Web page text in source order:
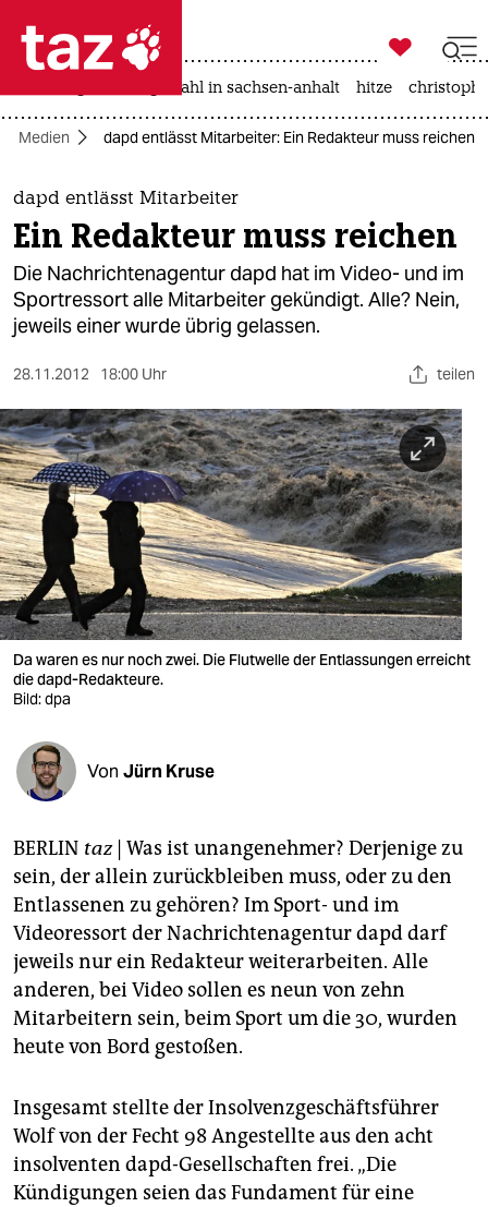
 taz zahl ich
taz zahl ich
themen
politik
öko
gesellschaft
sport
berlin
nord
wahrheit
verlag
verlag
shop
fragen & hilfe
unterstützen
abo
genossenschaft
epaper login

taz zahl ich
landtagswahl in sachsen-anhalt hitze
Medien dapd entlässt Mitarbeiter: Ein Redakteur muss reichen
dapd entlässt Mitarbeiter
Ein Redakteur muss reichen
Die Nachrichtenagentur dapd hat im Video- und im
Sportressort alle Mitarbeiter gekündigt. Alle? Nein,
jeweils einer wurde übrig gelassen.
28.11.2012 18:00 Uhr teilen
Da waren es nur noch zwei. Die Flutwelle der Entlassungen erreicht
die dapd-Redakteure.
Bild: dpa
Von Jürn Kruse
BERLIN taz| Was ist unangenehmer? Derjenige zu
sein, der allein zurückbleiben muss, oder zu den
Entlassenen zu gehören? Im Sport- und im
Videoressort der Nachrichtenagentur dapd darf
jeweils nur ein Redakteur weiterarbeiten. Alle
anderen, bei Video sollen es neun von zehn
Mitarbeitern sein, beim Sport um die 30, wurden
heute von Bord gestoßen.
Insgesamt stellte der Insolvenzgeschäftsführer
Wolf von der Fecht 98 Angestellte aus den acht
insolventen dapd-Gesellschaften frei. „Die
Kündigungen seien das Fundament für eine